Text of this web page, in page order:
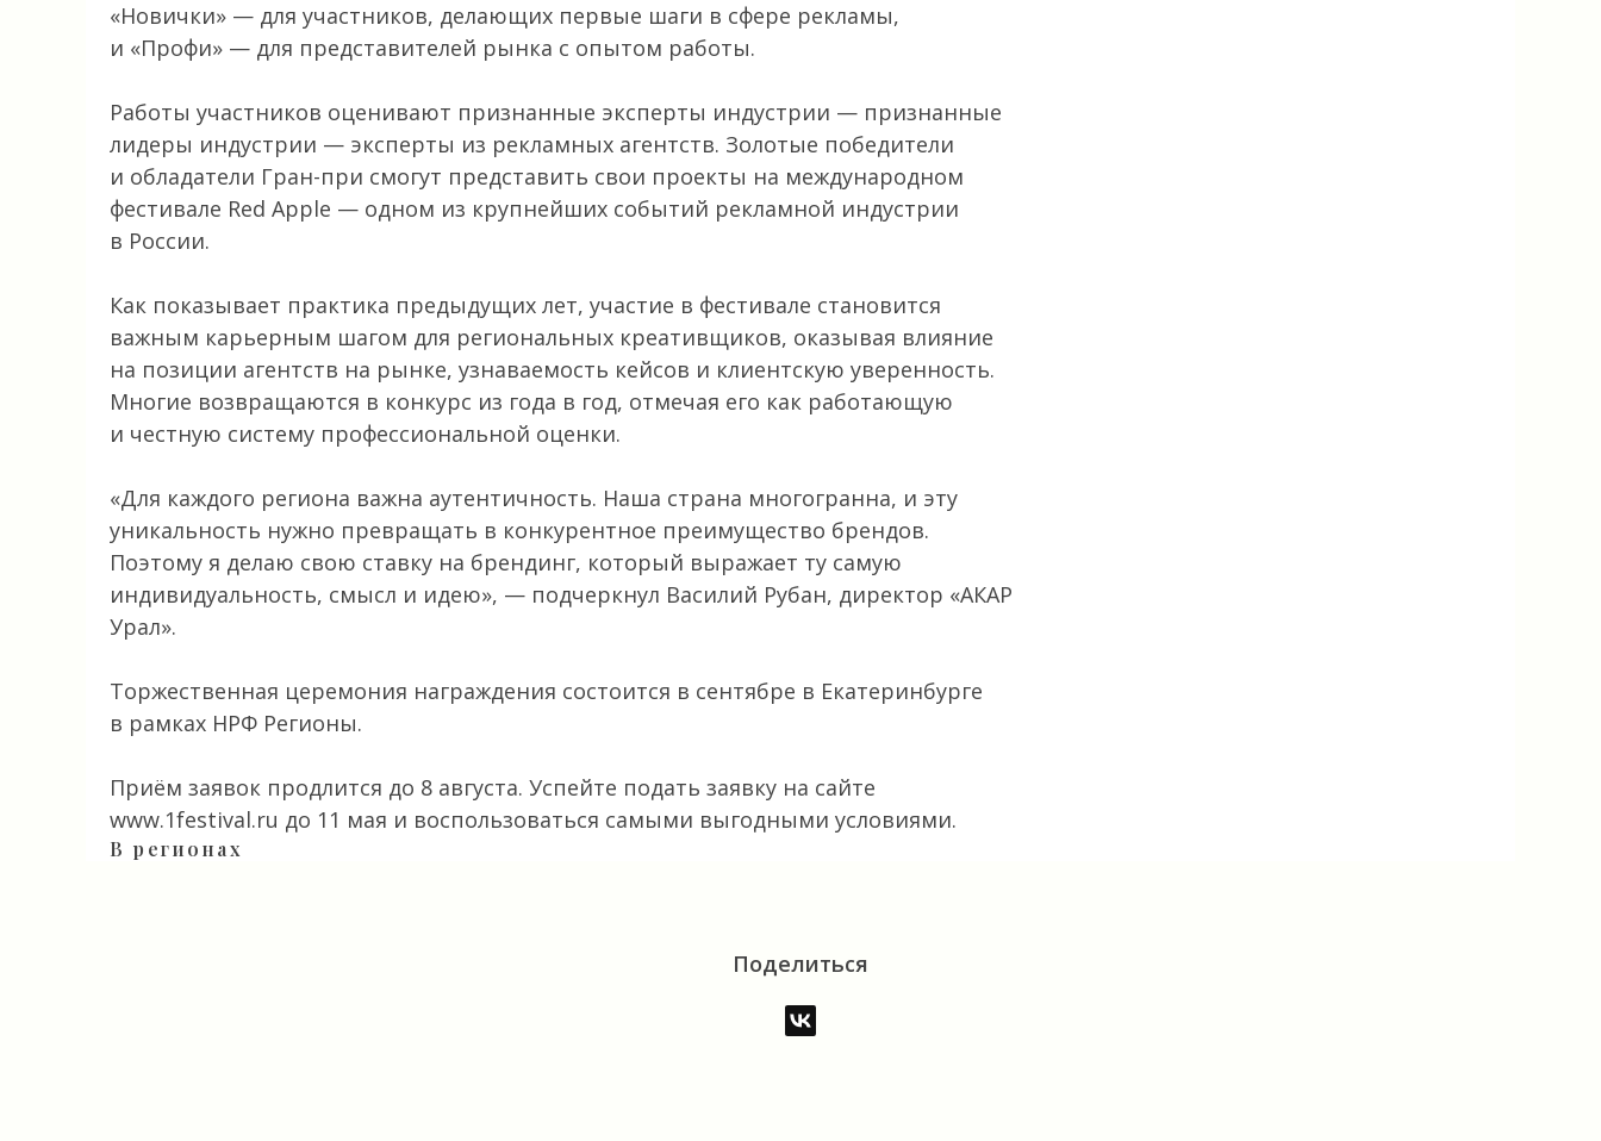
«Новички» — для участников, делающих первые шаги в сфере рекламы,
и «Профи» — для представителей рынка с опытом работы.
Работы участников оценивают признанные эксперты индустрии — признанные
лидеры индустрии — эксперты из рекламных агентств. Золотые победители
и обладатели Гран-при смогут представить свои проекты на международном
фестивале Red Apple — одном из крупнейших событий рекламной индустрии
в России.
Как показывает практика предыдущих лет, участие в фестивале становится
важным карьерным шагом для региональных креативщиков, оказывая влияние
на позиции агентств на рынке, узнаваемость кейсов и клиентскую уверенность.
Многие возвращаются в конкурс из года в год, отмечая его как работающую
и честную систему профессиональной оценки.
«Для каждого региона важна аутентичность. Наша страна многогранна, и эту
уникальность нужно превращать в конкурентное преимущество брендов.
Поэтому я делаю свою ставку на брендинг, который выражает ту самую
индивидуальность, смысл и идею», — подчеркнул Василий Рубан, директор «АКАР
Урал».
Торжественная церемония награждения состоится в сентябре в Екатеринбурге
в рамках НРФ Регионы.
Приём заявок продлится до 8 августа. Успейте подать заявку на сайте
www.1festival.ru до 11 мая и воспользоваться самыми выгодными условиями.
В регионах
Поделиться